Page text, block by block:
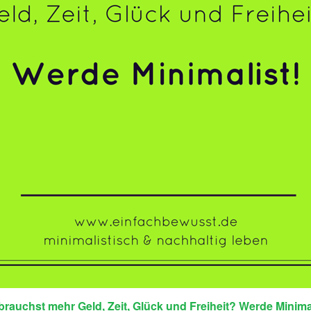
mehr Geld, Zeit, Glück und Freiheit? Werde